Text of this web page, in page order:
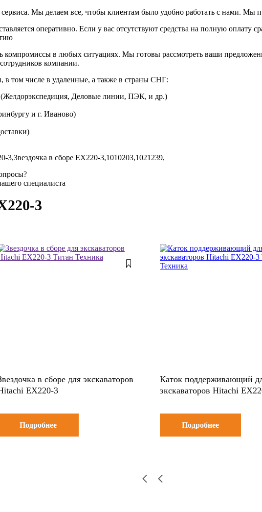
сервиса. Мы делаем все, чтобы клиентам было удобно работать с нами. Мы
оперативно. Если у вас отсутствуют средства на полную оплату
компромиссы в любых ситуациях. Мы готовы рассмотреть ваши
компании.
в том числе в удаленные, а также в страны СНГ:
Деловые линии, ПЭК, и др.)
и г. Иваново)
3,Звездочка в сборе EX220-3,1010203,1021239,
специалиста
3
в сборе для экскаваторов
EX220-3
Подробнее
Каток поддерживающий
экскаваторов Hitachi
Подробнее